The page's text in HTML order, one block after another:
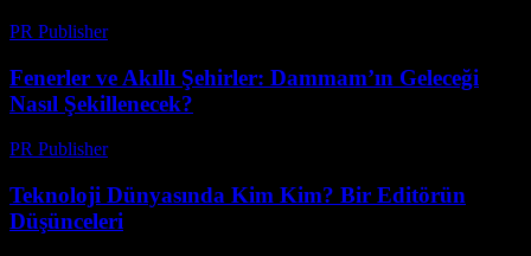
PR Publisher-
Fenerler ve Akıllı Şehirler: Dammam’ın Geleceği
Nasıl Şekillenecek?
PR Publisher-
Teknoloji Dünyasında Kim Kim? Bir Editörün
Düşünceleri